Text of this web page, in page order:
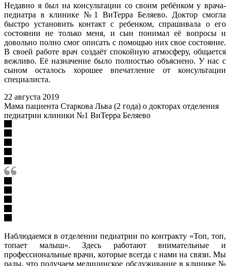
Недавно я был на консультации со своим ребёнком у врача-
педиатра в клинике №1 ВиТерра Беляево. Доктор смогла
быстро установить контакт с ребенком, спрашивала о его
состоянии не только меня, и сын понимал её вопросы и
довольно полно смог описать с помощью них свое состояние.
В своей работе врач создаёт спокойную атмосферу, общается
вежливо. Её назначение было полностью объяснено. У нас с
сыном осталось хорошее впечатление от консультации
специалиста.
22 августа 2019
Мама пациента Старкова Льва (2 года) о докторах отделения
педиатрии клиники №1 ВиТерра Беляево
Наблюдаемся в отделении педиатрии по контракту «Топ, топ,
топает малыш». Здесь работают внимательные и
профессиональные врачи, которые всегда с нами на связи. Мы
рады, что получаем медицинское обслуживание в клинике №